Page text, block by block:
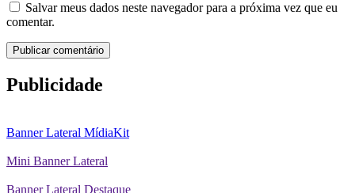
Salvar meus dados neste navegador para a próxima vez que eu
comentar.
Publicidade
Banner Lateral MídiaKit
Mini Banner Lateral
Banner Lateral Destaque